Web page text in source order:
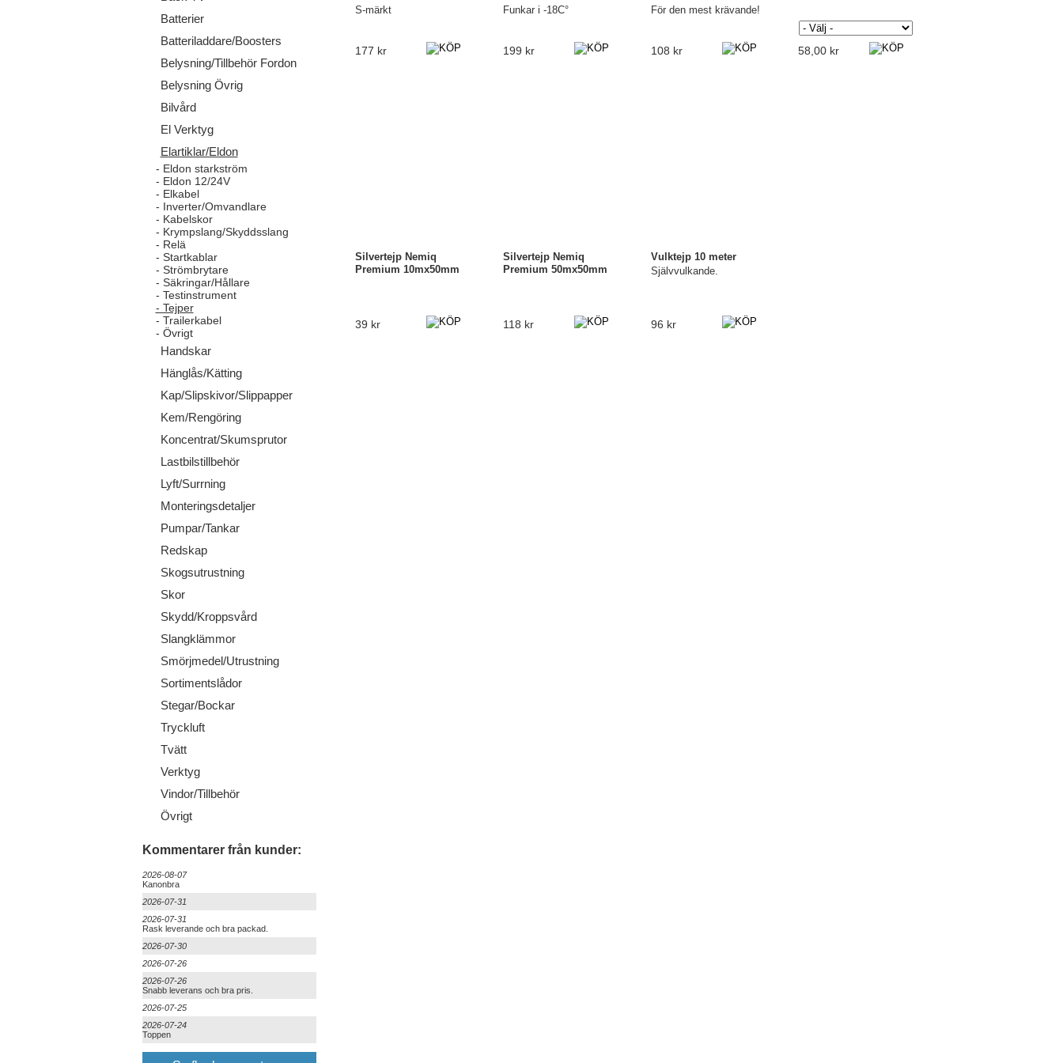
Batterier
Batteriladdare/Boosters
Belysning/Tillbehör Fordon
Belysning Övrig
Bilvård
El Verktyg
Elartiklar/Eldon
- Eldon starkström
- Eldon 12/24V
- Elkabel
- Inverter/Omvandlare
- Kabelskor
- Krympslang/Skyddsslang
- Relä
- Startkablar
- Strömbrytare
- Säkringar/Hållare
- Testinstrument
- Tejper
- Trailerkabel
- Övrigt
Handskar
Hänglås/Kätting
Kap/Slipskivor/Slippapper
Kem/Rengöring
Koncentrat/Skumsprutor
Lastbilstillbehör
Lyft/Surrning
Monteringsdetaljer
Pumpar/Tankar
Redskap
Skogsutrustning
Skor
Skydd/Kroppsvård
Slangklämmor
Smörjmedel/Utrustning
Sortimentslådor
Stegar/Bockar
Tryckluft
Tvätt
Verktyg
Vindor/Tillbehör
Övrigt
Kommentarer från kunder:
2026-08-07
Kanonbra
2026-07-31
2026-07-31
Rask leverande och bra packad.
2026-07-30
2026-07-26
2026-07-26
Snabb leverans och bra pris.
2026-07-25
2026-07-24
Toppen
S-märkt
177 kr
Funkar i -18C°
199 kr
För den mest krävande!
108 kr 58,00 kr
Silvertejp Nemiq
Premium 10mx50mm
39 kr
Silvertejp Nemiq
Premium 50mx50mm
118 kr
Vulktejp 10 meter
Självvulkande.
96 kr